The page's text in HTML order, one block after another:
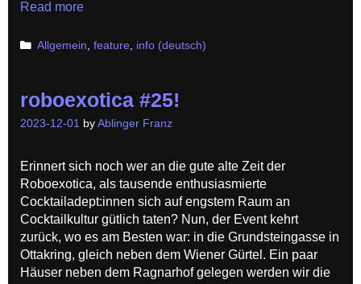
Read morePlug
Play!
Categories
Allgemein ,feature info (deutsch)
roboexotica #25!
2023-12-01 by Ablinger Franz
Erinnert sich noch wer an die gute alte Zeit der
Roboexotica, als tausende enthusiasmierte
Cocktailadept:innen sich auf engstem Raum an
Cocktailkultur gütlich taten? Nun, der Event kehrt
zurück, wo es am Besten war: in die Grundsteingasse in
Ottakring, gleich neben dem Wiener Gürtel. Ein paar
Häuser neben dem Ragnarhof gelegen werden wir die